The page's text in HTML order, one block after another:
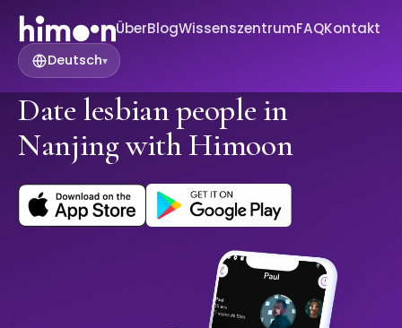
ÜberBlogWissenszentrumFAQKontakt
Deutsch▾
Date lesbian people in
Nanjing with Himoon